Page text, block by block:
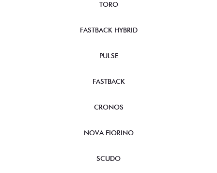
TORO
FASTBACK HYBRID
PULSE
FASTBACK
CRONOS
NOVA FIORINO
SCUDO